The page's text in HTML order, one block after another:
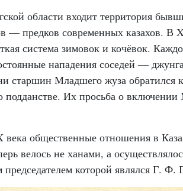
области входит территория
— предков современных казахов.
система зимовок и кочёвок.
нападения соседей —
старшин Младшего жуза
Их просьба о
общественные отношения в
велось не ханами, а
которой являлся Г. Ф.